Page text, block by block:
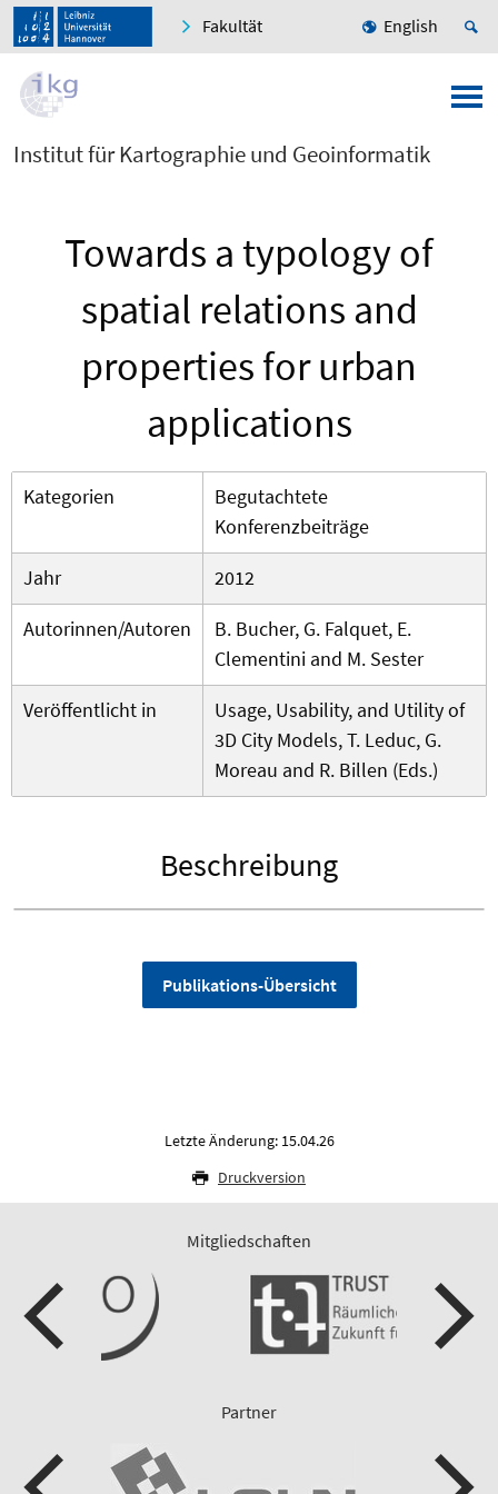
Fakultät English
Institut für Kartographie und Geoinformatik
Towards a typology of
spatial relations and
properties for urban
applications
Kategorien
Begutachtete
Konferenzbeiträge
Jahr
2012
Autorinnen/Autoren
B. Bucher, G. Falquet, E.
Clementini and M. Sester
Veröffentlicht in
Usage, Usability, and Utility of
3D City Models, T. Leduc, G.
Moreau and R. Billen (Eds.)
Beschreibung
Publikations-Übersicht
Letzte Änderung: 15.04.26
Druckversion
Mitgliedschaften
Partner